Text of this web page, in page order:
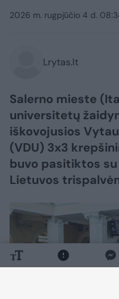
2026 m. rugpjūčio 4 d.
Lrytas.lt
Salerno mieste
universitetų
iškovojusios
(VDU) 3x3
buvo pasitiktos
Lietuvos